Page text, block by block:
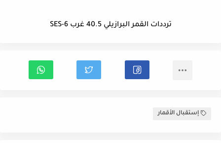
ترددات القمر البرازيلي 40.5 غرب SES-6
إستقبال الأقمار